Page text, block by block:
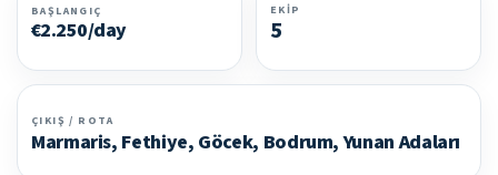
BAŞLANGIÇ
€2.250/day
EKIP
5
ÇIKIŞ / ROTA
Marmaris, Fethiye, Göcek, Bodrum, Yunan Adaları